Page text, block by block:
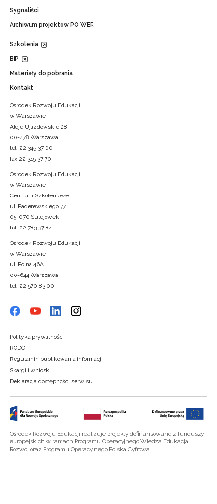
Sygnaliści
Archiwum projektów PO WER
Szkolenia
BIP
Materiały do pobrania
Kontakt
Ośrodek Rozwoju Edukacji
w Warszawie
Aleje Ujazdowskie 28
00-478 Warszawa
tel. 22 345 37 00
fax 22 345 37 70
Ośrodek Rozwoju Edukacji
w Warszawie
Centrum Szkoleniowe
ul. Paderewskiego 77
05-070 Sulejówek
tel. 22 783 37 84
Ośrodek Rozwoju Edukacji
w Warszawie
ul. Polna 46A
00-644 Warszawa
tel. 22 570 83 00
Polityka prywatności
RODO
Regulamin publikowania informacji
Skargi i wnioski
Deklaracja dostępności serwisu
Ośrodek Rozwoju Edukacji realizuje projekty dofinansowane z funduszy
europejskich w ramach Programu Operacyjnego Wiedza Edukacja
Rozwój oraz Programu Operacyjnego Polska Cyfrowa